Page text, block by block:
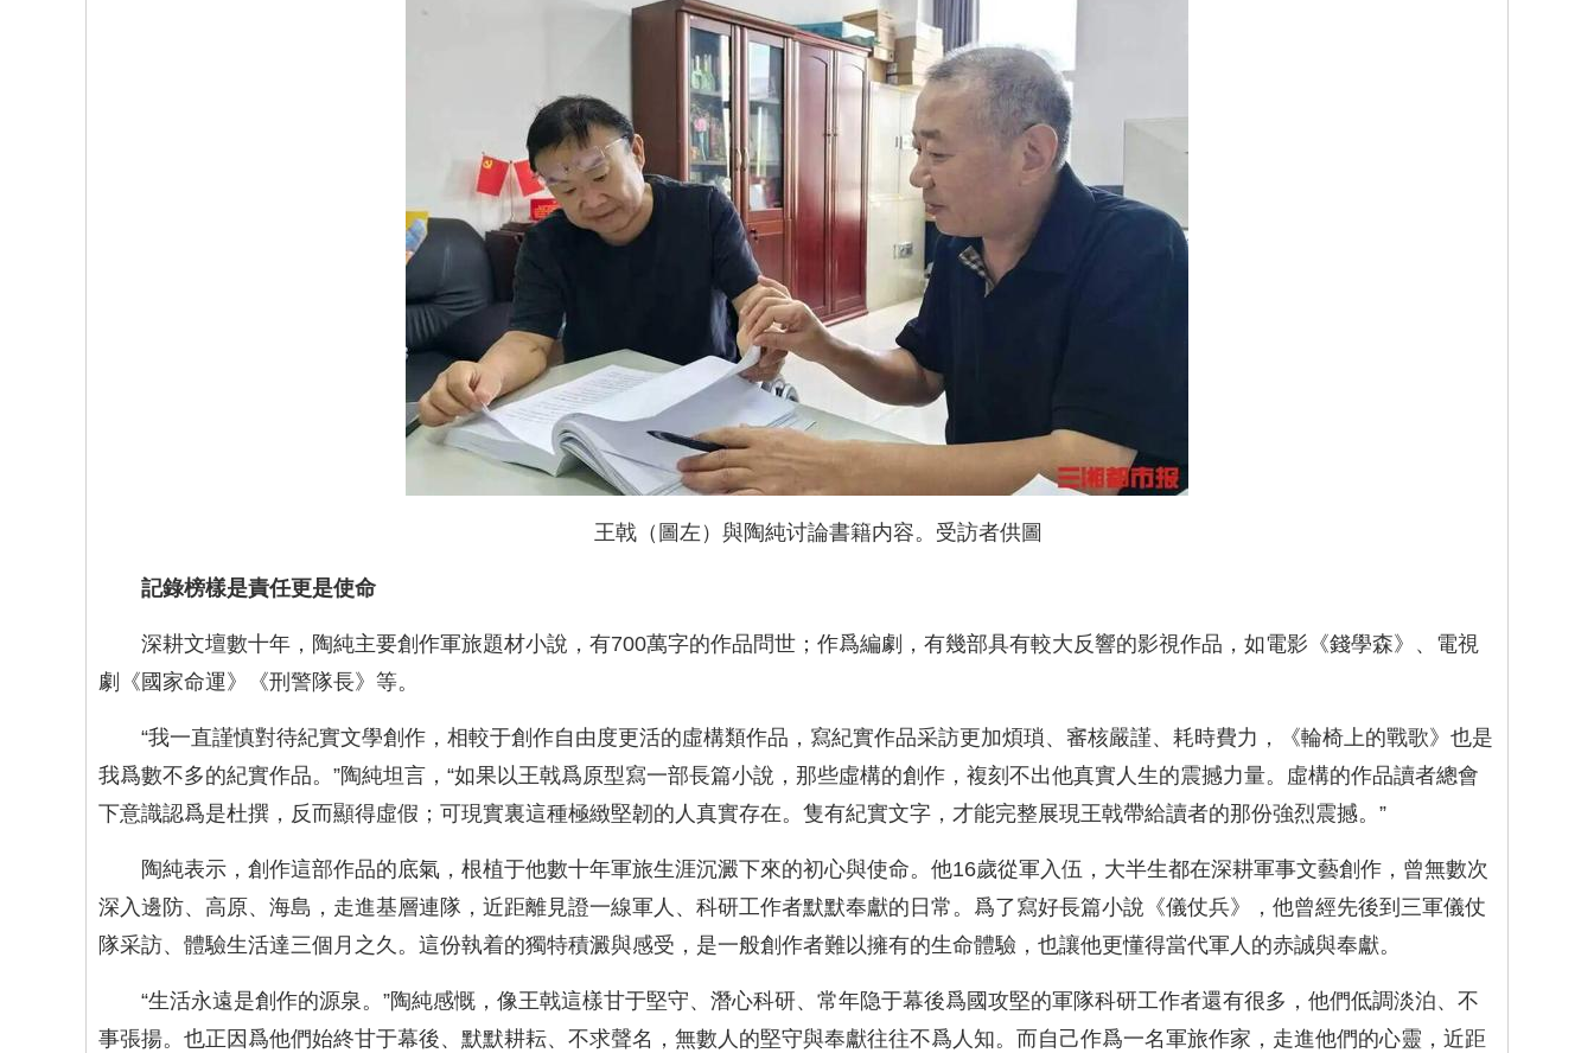
王戟（圖左）與陶純讨論書籍内容。受訪者供圖
記錄榜樣是責任更是使命
深耕文壇數十年，陶純主要創作軍旅題材小說，有700萬字的作品問世；作爲編劇，有幾部具有較大反響的影視作品，如電影《錢學森》、電視
劇《國家命運》《刑警隊長》等。
“我一直謹慎對待紀實文學創作，相較于創作自由度更活的虛構類作品，寫紀實作品采訪更加煩瑣、審核嚴謹、耗時費力，《輪椅上的戰歌》也是
我爲數不多的紀實作品。”陶純坦言，“如果以王戟爲原型寫一部長篇小說，那些虛構的創作，複刻不出他真實人生的震撼力量。虛構的作品讀者總會
下意識認爲是杜撰，反而顯得虛假；可現實裏這種極緻堅韌的人真實存在。隻有紀實文字，才能完整展現王戟帶給讀者的那份強烈震撼。”
陶純表示，創作這部作品的底氣，根植于他數十年軍旅生涯沉澱下來的初心與使命。他16歲從軍入伍，大半生都在深耕軍事文藝創作，曾無數次
深入邊防、高原、海島，走進基層連隊，近距離見證一線軍人、科研工作者默默奉獻的日常。爲了寫好長篇小說《儀仗兵》，他曾經先後到三軍儀仗
隊采訪、體驗生活達三個月之久。這份執着的獨特積澱與感受，是一般創作者難以擁有的生命體驗，也讓他更懂得當代軍人的赤誠與奉獻。
“生活永遠是創作的源泉。”陶純感慨，像王戟這樣甘于堅守、潛心科研、常年隐于幕後爲國攻堅的軍隊科研工作者還有很多，他們低調淡泊、不
事張揚。也正因爲他們始終甘于幕後、默默耕耘、不求聲名，無數人的堅守與奉獻往往不爲人知。而自己作爲一名軍旅作家，走進他們的心靈，近距